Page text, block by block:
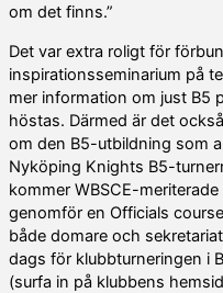
om det finns.”
Det var extra roligt för
inspirationsseminarium på
mer information om just B5
höstas. Därmed är det
om den B5-utbildning som
Nyköping Knights B5-
kommer WBSCE-
genomför en Officials
både domare och
dags för klubbturneringen i
(surfa in på klubbens